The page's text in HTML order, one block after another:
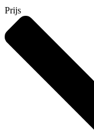
Prijs